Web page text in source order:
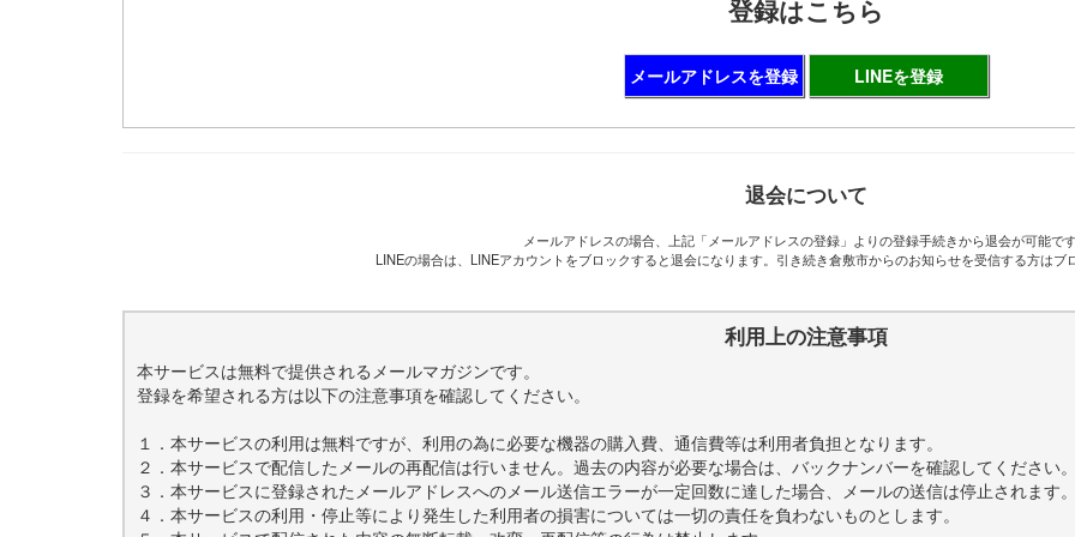
登録はこちら
メールアドレスを登録 LINEを登録
退会について
メールアドレスの場合、上記「メールアドレスの登録」よりの登録手続きから退会が可能です
LINEの場合は、LINEアカウントをブロックすると退会になります。引き続き倉敷市からのお知らせを受信する方はブ
利用上の注意事項
本サービスは無料で提供されるメールマガジンです。
登録を希望される方は以下の注意事項を確認してください。
１．本サービスの利用は無料ですが、利用の為に必要な機器の購入費、通信費等は利用者負担となります。
２．本サービスで配信したメールの再配信は行いません。過去の内容が必要な場合は、バックナンバーを確認してください。
３．本サービスに登録されたメールアドレスへのメール送信エラーが一定回数に達した場合、メールの送信は停止されます。
４．本サービスの利用・停止等により発生した利用者の損害については一切の責任を負わないものとします。